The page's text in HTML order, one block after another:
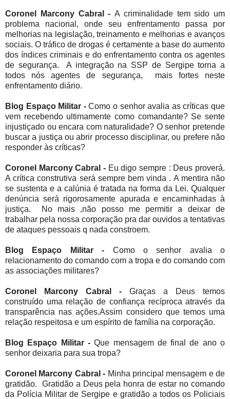
Coronel Marcony Cabral - A criminalidade tem sido um
problema nacional, onde seu enfrentamento passa por
melhorias na legislação, treinamento e melhorias e avanços
sociais. O tráfico de drogas é certamente a base do aumento
dos índices criminais e do enfrentamento contra os agentes
de segurança. A integração na SSP de Sergipe torna a
todos nós agentes de segurança, mais fortes neste
enfrentamento diário.
Blog Espaço Militar -Como o senhor avalia as críticas que
vem recebendo ultimamente como comandante? Se sente
injustiçado ou encara com naturalidade? O senhor pretende
buscar a justiça ou abrir processo disciplinar, ou prefere não
responder às críticas?
Coronel Marcony Cabral - Eu digo sempre : Deus proverá.
A crítica construtiva será sempre bem vinda . A mentira não
se sustenta e a calúnia é tratada na forma da Lei. Qualquer
denúncia será rigorosamente apurada e encaminhadas à
justiça. No mais ,não posso me permitir a deixar de
trabalhar pela nossa corporação pra dar ouvidos a tentativas
de ataques pessoais q nada constroem.
Blog Espaço Militar - Como o senhor avalia o
relacionamento do comando com a tropa e do comando com
as associações militares?
Coronel Marcony Cabral - Graças a Deus temos
construído uma relação de confiança recíproca através da
transparência nas ações.Assim considero que temos uma
relação respeitosa e um espírito de família na corporação.
Blog Espaço Militar -Que mensagem de final de ano o
senhor deixaria para sua tropa?
Coronel Marcony Cabral - Minha principal mensagem e de
gratidão. Gratidão a Deus pela honra de estar no comando
da Polícia Militar de Sergipe e gratidão a todos os Policiais